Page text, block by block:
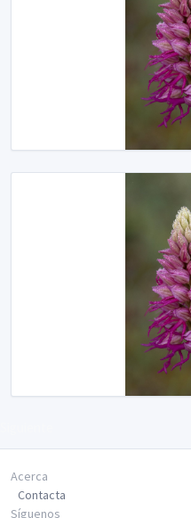
Acerca
Contacta
Síguenos